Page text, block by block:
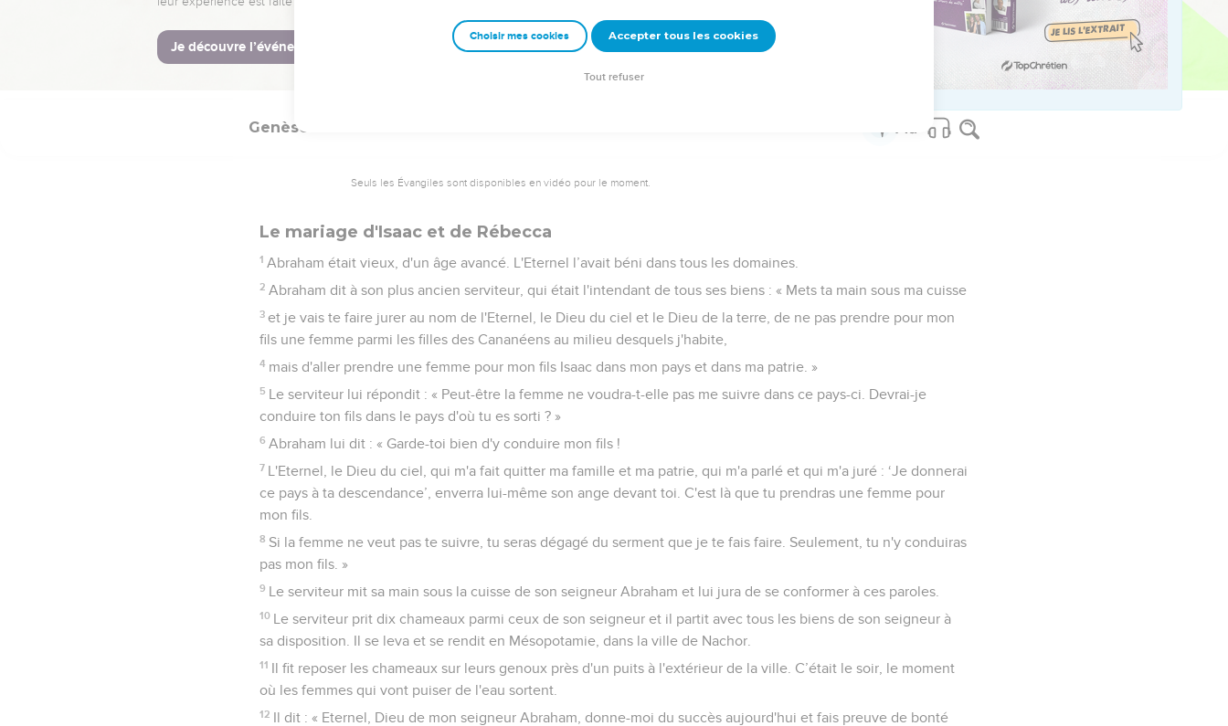
dire Hébron, dans le pays de Canaan.
20 Le champ et la grotte qui s’y trouve furent ainsi accordés comme propriété funéraire à Abraham par les
Genèse
Seuls les Évangiles sont disponibles en vidéo pour le moment.
Le mariage d'Isaac et de Rébecca
1 Abraham était vieux, d'un âge avancé. L'Eternel l’avait béni dans tous les domaines.
2 Abraham dit à son plus ancien serviteur, qui était l'intendant de tous ses biens : « Mets ta main sous ma cuisse
3 et je vais te faire jurer au nom de l'Eternel, le Dieu du ciel et le Dieu de la terre, de ne pas prendre pour mon
fils une femme parmi les filles des Cananéens au milieu desquels j'habite,
4 mais d'aller prendre une femme pour mon fils Isaac dans mon pays et dans ma patrie. »
5 Le serviteur lui répondit : « Peut-être la femme ne voudra-t-elle pas me suivre dans ce pays-ci. Devrai-je
conduire ton fils dans le pays d'où tu es sorti ? »
6 Abraham lui dit : « Garde-toi bien d'y conduire mon fils !
7 L'Eternel, le Dieu du ciel, qui m'a fait quitter ma famille et ma patrie, qui m'a parlé et qui m'a juré : ‘Je donnerai
ce pays à ta descendance’, enverra lui-même son ange devant toi. C'est là que tu prendras une femme pour
mon fils.
8 Si la femme ne veut pas te suivre, tu seras dégagé du serment que je te fais faire. Seulement, tu n'y conduiras
pas mon fils. »
9 Le serviteur mit sa main sous la cuisse de son seigneur Abraham et lui jura de se conformer à ces paroles.
10 Le serviteur prit dix chameaux parmi ceux de son seigneur et il partit avec tous les biens de son seigneur à
sa disposition. Il se leva et se rendit en Mésopotamie, dans la ville de Nachor.
11 Il fit reposer les chameaux sur leurs genoux près d'un puits à l'extérieur de la ville. C’était le soir, le moment
où les femmes qui vont puiser de l'eau sortent.
12 Il dit : « Eternel, Dieu de mon seigneur Abraham, donne-moi du succès aujourd'hui et fais preuve de bonté
Choisir mes cookies Accepter tous les cookies
Tout refuser